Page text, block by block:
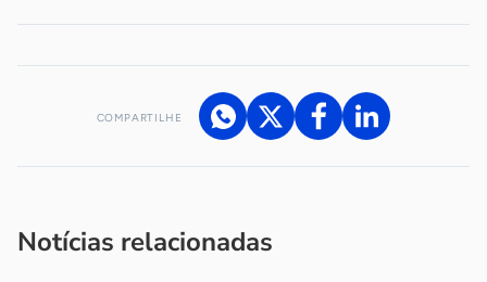
COMPARTILHE
Notícias relacionadas